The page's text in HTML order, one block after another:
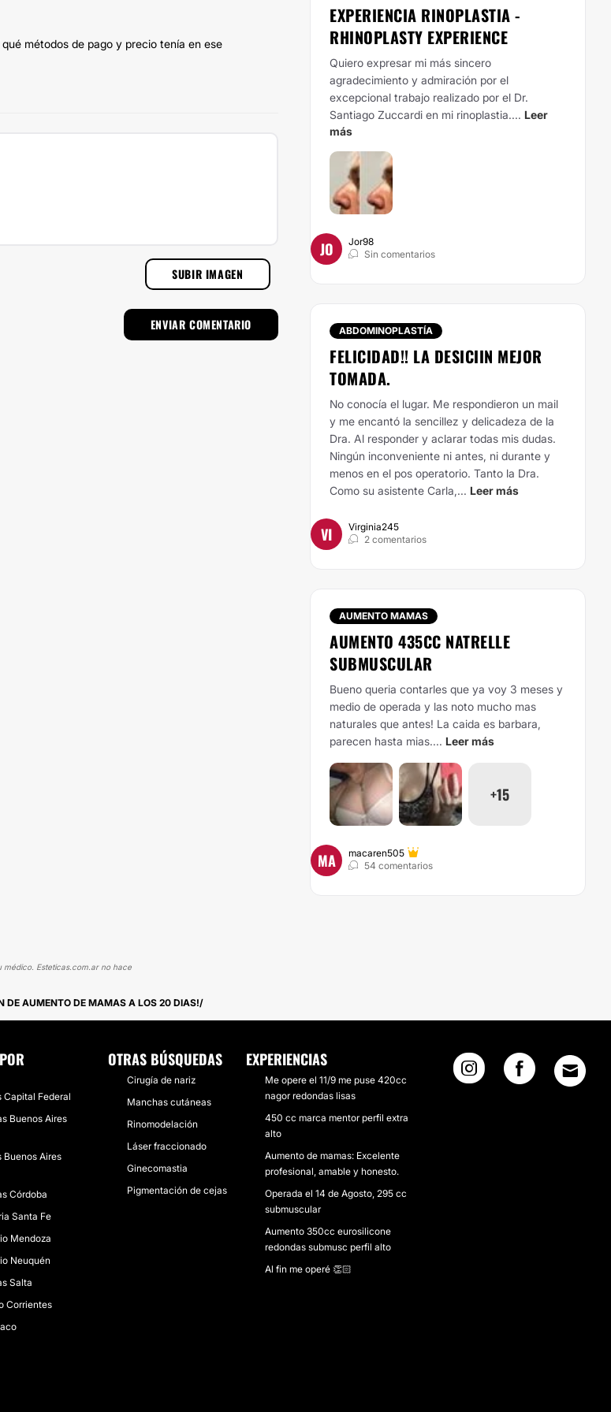
métodos de pago y precio tenía en ese
SUBIR IMAGEN
EXPERIENCIA RINOPLASTIA -
RHINOPLASTY EXPERIENCE
Quiero expresar mi más sincero
agradecimiento y admiración por el
excepcional trabajo realizado por el Dr.
Santiago Zuccardi en mi rinoplastia.... Leer
más
JO
Jor98
Sin comentarios
ABDOMINOPLASTÍA
FELICIDAD!! LA DESICIIN MEJOR
TOMADA.
No conocía el lugar. Me respondieron un mail
y me encantó la sencillez y delicadeza de la
Dra. Al responder y aclarar todas mis dudas.
Ningún inconveniente ni antes, ni durante y
menos en el pos operatorio. Tanto la Dra.
Como su asistente Carla,... Leer más
VI
Virginia245
2 comentarios
AUMENTO MAMAS
AUMENTO 435CC NATRELLE
SUBMUSCULAR
Bueno queria contarles que ya voy 3 meses y
medio de operada y las noto mucho mas
naturales que antes! La caida es barbara,
parecen hasta mias.... Leer más
+15
MA
macaren505
54 comentarios
Esteticas.com.ar no hace
DE AUMENTO DE MAMAS A LOS 20 DIAS!
Capital Federal
Buenos Aires
Buenos Aires
Córdoba
Santa Fe
Mendoza
Neuquén
Salta
Corrientes
OTRAS BÚSQUEDAS
Cirugía de nariz
Manchas cutáneas
Rinomodelación
Láser fraccionado
Ginecomastia
Pigmentación de cejas
EXPERIENCIAS
Me opere el 11/9 me puse 420cc
nagor redondas lisas
450 cc marca mentor perfil extra
alto
Aumento de mamas: Excelente
profesional, amable y honesto.
Operada el 14 de Agosto, 295 cc
submuscular
Aumento 350cc eurosilicone
redondas submusc perfil alto
Al fin me operé 👏🏻